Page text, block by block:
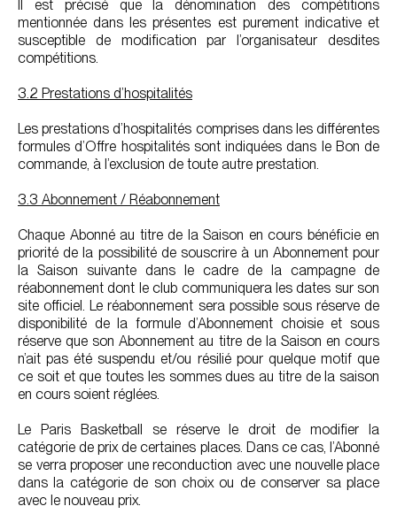
Il est précisé que la dénomination des compétitions
mentionnée dans les présentes est purement indicative et
susceptible de modification par l’organisateur desdites
compétitions.
3.2 Prestations d’hospitalités
Les prestations d’hospitalités comprises dans les différentes
formules d’Offre hospitalités sont indiquées dans le Bon de
commande, à l’exclusion de toute autre prestation.
3.3 Abonnement / Réabonnement
Chaque Abonné au titre de la Saison en cours bénéficie en
priorité de la possibilité de souscrire à un Abonnement pour
la Saison suivante dans le cadre de la campagne de
réabonnement dont le club communiquera les dates sur son
site officiel. Le réabonnement sera possible sous réserve de
disponibilité de la formule d’Abonnement choisie et sous
réserve que son Abonnement au titre de la Saison en cours
n’ait pas été suspendu et/ou résilié pour quelque motif que
ce soit et que toutes les sommes dues au titre de la saison
en cours soient réglées.
Le Paris Basketball se réserve le droit de modifier la
catégorie de prix de certaines places. Dans ce cas, l’Abonné
se verra proposer une reconduction avec une nouvelle place
dans la catégorie de son choix ou de conserver sa place
avec le nouveau prix.